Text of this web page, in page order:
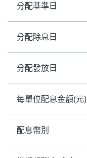
分配基準日
分配除息日
分配發放日
每單位配息金額(元)
配息幣別